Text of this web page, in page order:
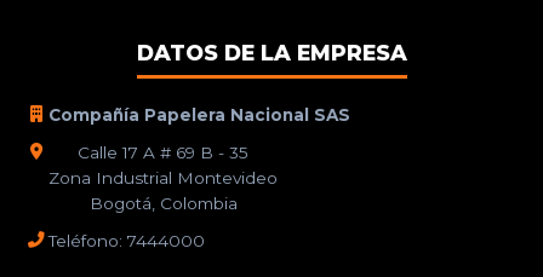
DATOS DE LA EMPRESA
Compañía Papelera Nacional SAS
Calle 17 A # 69 B - 35
Zona Industrial Montevideo
Bogotá, Colombia
Teléfono: 7444000